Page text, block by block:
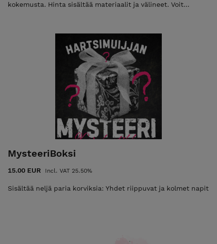
kokemusta. Hinta sisältää materiaalit ja välineet. Voit
omia kuivattuja kasveja tai muita pieniä muistoesineitä,
esim. pieniä kiviä, joita säilöä hartsiin. Ilmoittautuminen on
sitova, eikä maksua palauteta. Mikäli estyt tulemasta, voit
luovuttaa paikkasi jollekin toiselle. Kiitos ymmärryksestä!
Maksun jälkeen saat sähköpostitse tarkemmat
saapumisohjeet pajaan.
MysteeriBoksi
15.00 EUR Incl. VAT 25.50%
Sisältää neljä paria korviksia: Yhdet riippuvat ja kolmet napit